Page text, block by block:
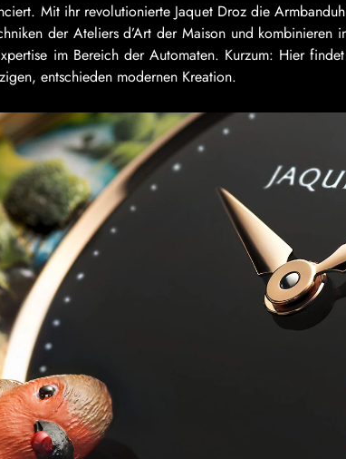
Mit ihr revolutionierte Jaquet Droz die
der Ateliers d’Art der Maison und kombinieren
im Bereich der Automaten. Kurzum: Hier
entschieden modernen Kreation.